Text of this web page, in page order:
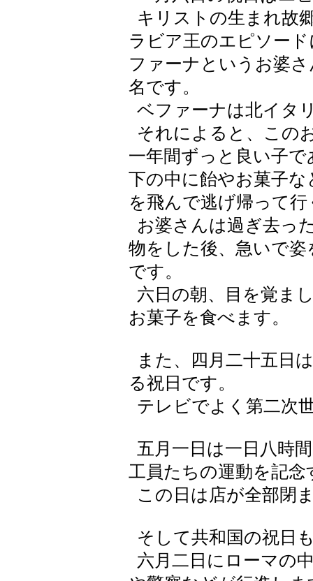
キリストの生まれ故
ラビア王のエピソー
ファーナというお婆
名です。
ベファーナは北イタ
それによると、この
一年間ずっと良い子
下の中に飴やお菓子
を飛んで逃げ帰って
お婆さんは過ぎ去っ
物をした後、急いで
です。
六日の朝、目を覚ま
お菓子を食べます。
また、四月二十五日
る祝日です。
テレビでよく第二次
五月一日は一日八時
工員たちの運動を記念
この日は店が全部閉
そして共和国の祝日
六月二日にローマの